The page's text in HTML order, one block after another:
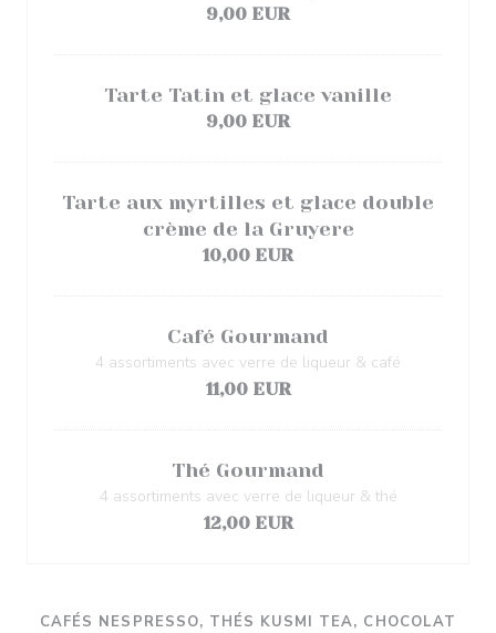
9,00 EUR
Tarte Tatin et glace vanille
9,00 EUR
Tarte aux myrtilles et glace double
crème de la Gruyere
10,00 EUR
Café Gourmand
4 assortiments avec verre de liqueur & café
11,00 EUR
Thé Gourmand
4 assortiments avec verre de liqueur & thé
12,00 EUR
CAFÉS NESPRESSO, THÉS KUSMI TEA, CHOCOLAT